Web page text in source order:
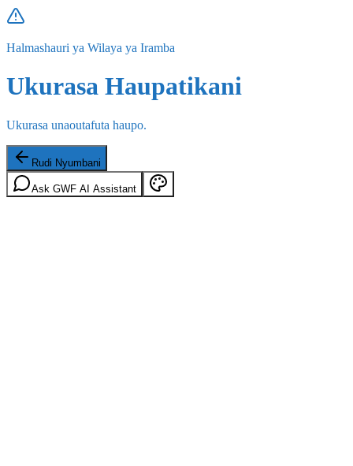
Halmashauri ya Wilaya ya Iramba
Ukurasa Haupatikani
Ukurasa unaoutafuta haupo.
Rudi Nyumbani
Ask GWF AI Assistant